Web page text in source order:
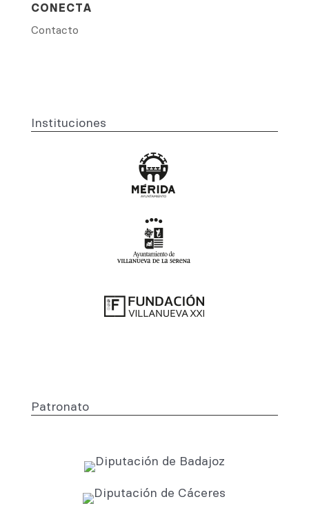
CONECTA
Contacto
Instituciones
Patronato